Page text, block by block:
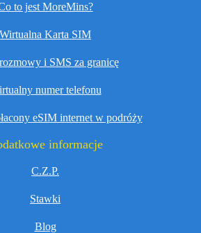
to jest MoreMins?
Wirtualna Karta SIM
i SMS za granicę
numer telefonu
eSIM internet w podróży
informacje
C.Z.P.
Stawki
Blog